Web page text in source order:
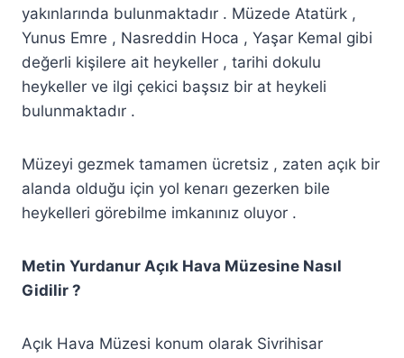
yakınlarında bulunmaktadır . Müzede Atatürk ,
Yunus Emre , Nasreddin Hoca , Yaşar Kemal gibi
değerli kişilere ait heykeller , tarihi dokulu
heykeller ve ilgi çekici başsız bir at heykeli
bulunmaktadır .
Müzeyi gezmek tamamen ücretsiz , zaten açık bir
alanda olduğu için yol kenarı gezerken bile
heykelleri görebilme imkanınız oluyor .
Metin Yurdanur Açık Hava Müzesine Nasıl
Gidilir ?
Açık Hava Müzesi konum olarak Sivrihisar